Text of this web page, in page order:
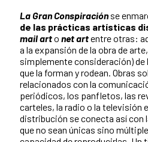
La Gran Conspiración se
de las prácticas artísticas
mail arto net artentre otras:
a la expansión de la obra de
simplemente consideración)
que la forman y rodean. Obras
relacionados con la
periódicos, los panfletos, las
carteles, la radio o la televisión
distribución se conecta así con
que no sean únicas sino